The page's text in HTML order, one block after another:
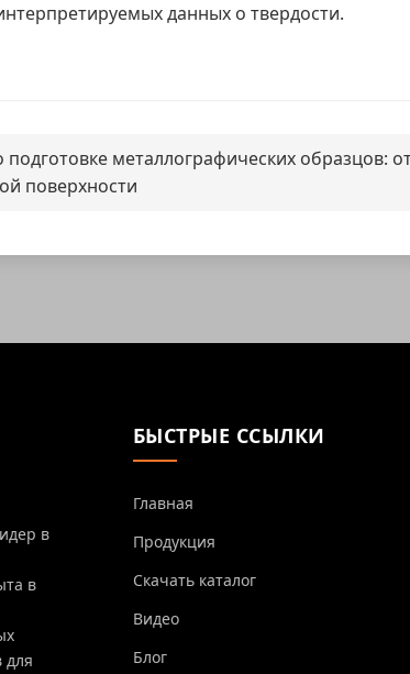
данных о твердости.
металлографических образцов:
поверхности
в
в
для
БЫСТРЫЕ ССЫЛКИ
Главная
Продукция
Скачать каталог
Видео
Блог